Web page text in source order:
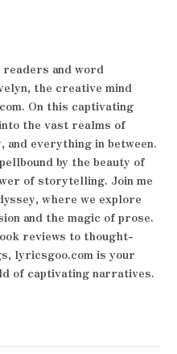
and word
the creative mind
On this captivating
the vast realms of
everything in between.
by the beauty of
of storytelling. Join me
where we explore
and the magic of prose.
reviews to thought-
lyricsgoo.com is your
of captivating narratives.